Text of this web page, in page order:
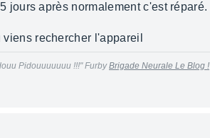
jours après normalement c'est réparé.
rechercher l'appareil
Pidouuuuuuu !!!" FurbyBrigade Neurale Le Blog !